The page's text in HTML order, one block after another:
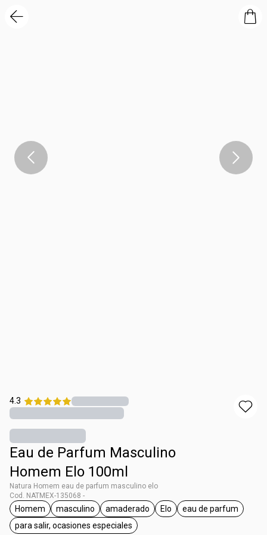
4.3
Eau de Parfum Masculino
Homem Elo 100ml
Natura Homem eau de parfum masculino elo
Cod. NATMEX-135068 -
etiqueta Homem
Homem
etiqueta masculino
masculino
etiqueta amaderado
amaderado
etiqueta Elo
Elo
etiqueta eau
eau de parfum
etiqueta para salir, ocasiones especiales
para salir, ocasiones especiales